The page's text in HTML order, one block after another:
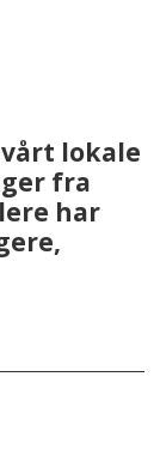
lokale
fra
har